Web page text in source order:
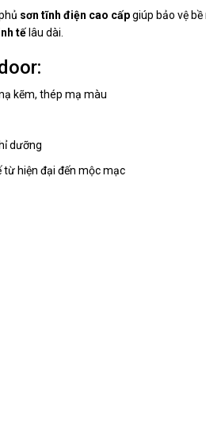
sơn tĩnh điện cao cấpgiúp bảo vệ
tế lâu dài.
kẽm, thép mạ màu
dưỡng
hiện đại đến mộc mạc